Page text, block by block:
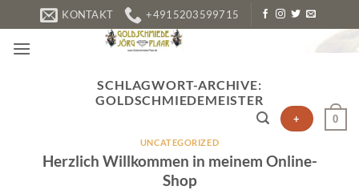
Inhalt
springen
KONTAKT +4915203599715
+ 0
SCHLAGWORT-ARCHIVE:
GOLDSCHMIEDEMEISTER
UNCATEGORIZED
Herzlich Willkommen in meinem Online-
Shop